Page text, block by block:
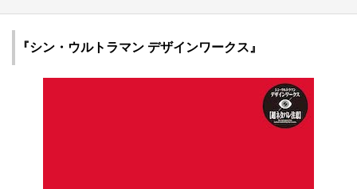
『シン・ウルトラマン デザインワークス』